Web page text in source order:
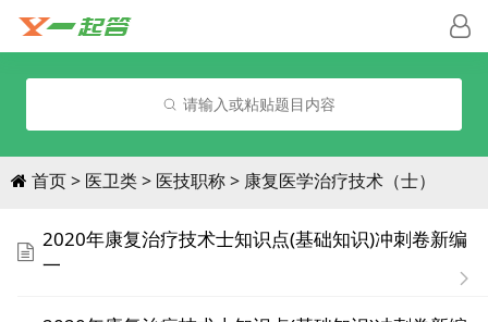
请输入或粘贴题目内容
首页 医卫类 医技职称 康复医学治疗技术（士）
2020年康复治疗技术士知识点(基础知识)冲刺卷新编
一